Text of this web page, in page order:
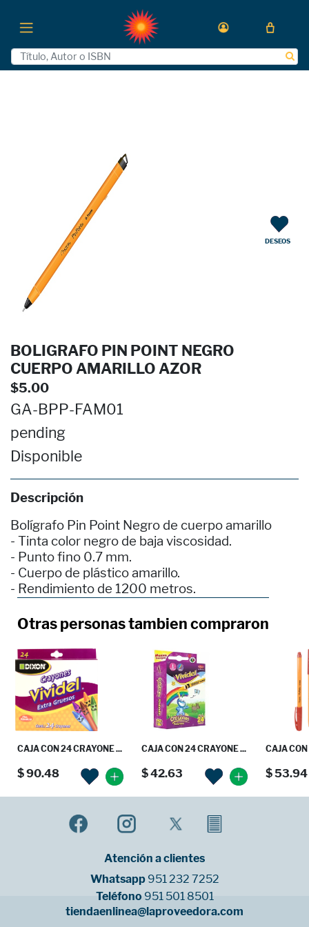
BOLIGRAFO PIN POINT NEGRO
CUERPO AMARILLO AZOR
$5.00
GA-BPP-FAM01
pending
Disponible
Descripción
DESEOS
Bolígrafo Pin Point Negro de cuerpo amarillo
- Tinta color negro de baja viscosidad.
- Punto fino 0.7 mm.
- Cuerpo de plástico amarillo.
- Rendimiento de 1200 metros.
Otras personas tambien compraron
CAJA CON 24 CRAYONE ...
$ 90.48
CAJA CON 24 CRAYONE ...
$ 42.63
CAJA
$ 53.94
Atención a clientes
Whatsapp 951 232 7252
Teléfono 951 501 8501
tiendaenlinea@laproveedora.com